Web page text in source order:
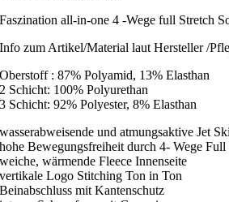
Faszination all-in-one 4 -Wege full Stretch
Info zum Artikel/Material laut Hersteller /
Oberstoff : 87% Polyamid, 13% Elasthan
2 Schicht: 100% Polyurethan
3 Schicht: 92% Polyester, 8% Elasthan
wasserabweisende und atmungsaktive Jet
hohe Bewegungsfreiheit durch 4- Wege Full
weiche, wärmende Fleece Innenseite
vertikale Logo Stitching Ton in Ton
Beinabschluss mit Kantenschutz